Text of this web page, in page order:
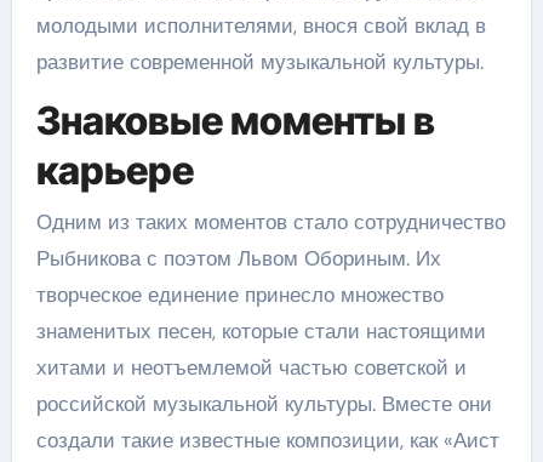
молодыми исполнителями, внося свой вклад в
развитие современной музыкальной культуры.
Знаковые моменты в
карьере
Одним из таких моментов стало сотрудничество
Рыбникова с поэтом Львом Обориным. Их
творческое единение принесло множество
знаменитых песен, которые стали настоящими
хитами и неотъемлемой частью советской и
российской музыкальной культуры. Вместе они
создали такие известные композиции, как «Аист